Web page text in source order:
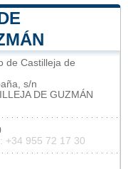
de Castilleja de
s/n
DE GUZMÁN
+34 955 72 17 30